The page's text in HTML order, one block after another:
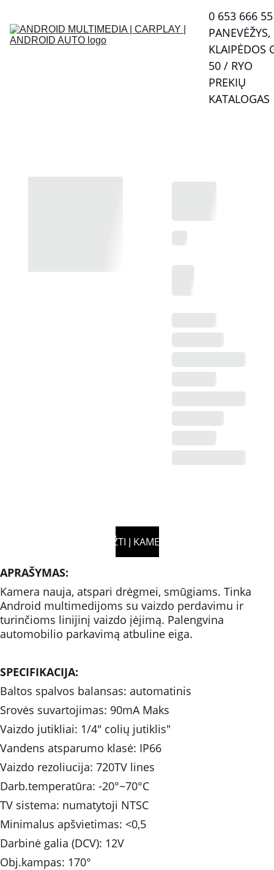
0 653 666 55
PANEVĖŽYS,
KLAIPĖDOS
50 / RYO
PREKIŲ
KATALOGAS
APRAŠYMAS:
Kamera nauja, atspari drėgmei, smūgiams. Tinka
Android multimedijoms su vaizdo perdavimu ir
turinčioms linijinį vaizdo įėjimą. Palengvina
automobilio parkavimą atbuline eiga.
SPECIFIKACIJA:
Baltos spalvos balansas: automatinis
Srovės suvartojimas: 90mA Maks
Vaizdo jutikliai: 1/4" colių jutiklis"
Vandens atsparumo klasė: IP66
Vaizdo rezoliucija: 720TV lines
Darb.temperatūra: -20°~70°C
TV sistema: numatytoji NTSC
Minimalus apšvietimas: <0,5
Darbinė galia (DCV): 12V
Obj.kampas: 170°
GRĮŽTI Į KAMERAS